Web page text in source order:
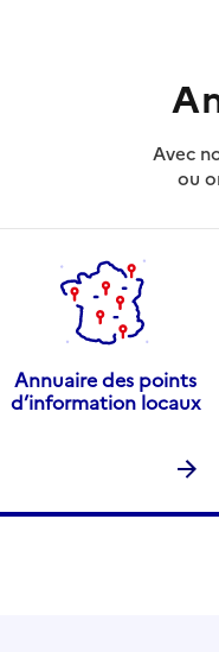
Avec
ou
Annuaire des points
d’information locaux